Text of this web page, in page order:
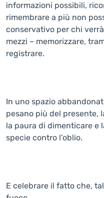
informazioni possibili,
rimembrare a più non
conservativo per chi
mezzi – memorizzare,
registrare.
In uno spazio
pesano più del presente,
la paura di dimenticare e
specie contro l’oblio.
E celebrare il fatto che,